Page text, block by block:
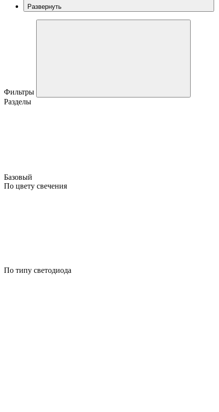
Развернуть
Фильтры
Разделы
Базовый
По цвету свечения
По типу светодиода